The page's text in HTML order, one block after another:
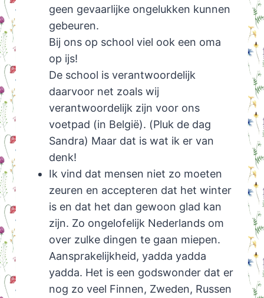
geen gevaarlijke ongelukken kunnen
gebeuren.
Bij ons op school viel ook een oma
op ijs!
De school is verantwoordelijk
daarvoor net zoals wij
verantwoordelijk zijn voor ons
voetpad (in België). (Pluk de dag
Sandra) Maar dat is wat ik er van
denk!
Ik vind dat mensen niet zo moeten
zeuren en accepteren dat het winter
is en dat het dan gewoon glad kan
zijn. Zo ongelofelijk Nederlands om
over zulke dingen te gaan miepen.
Aansprakelijkheid, yadda yadda
yadda. Het is een godswonder dat er
nog zo veel Finnen, Zweden, Russen